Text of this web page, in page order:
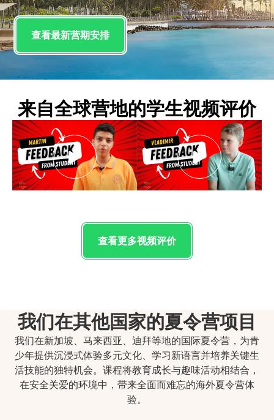
查看最新营期安排
来自全球营地的学生视频评价
查看更多视频评价
我们在其他国家的夏令营项目
我们在新加坡、马来西亚、迪拜等地的国际夏令营，为青
少年提供沉浸式体验多元文化、学习新语言并培养关键生
活技能的独特机会。课程将教育成长与趣味活动相结合，
在安全关爱的环境中，带来全面而难忘的海外夏令营体
验。